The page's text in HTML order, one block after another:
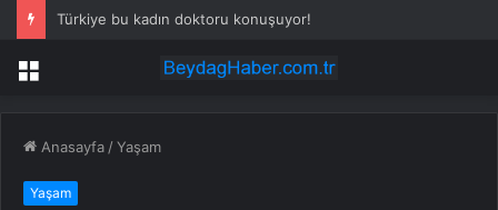
Türkiye bu kadın doktoru konuşuyor!
Menü
Anasayfa /Yaşam
Yaşam